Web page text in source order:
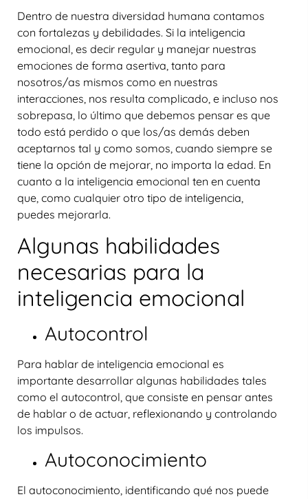
Dentro de nuestra diversidad humana contamos
con fortalezas y debilidades. Si la inteligencia
emocional, es decir regular y manejar nuestras
emociones de forma asertiva, tanto para
nosotros/as mismos como en nuestras
interacciones, nos resulta complicado, e incluso nos
sobrepasa, lo último que debemos pensar es que
todo está perdido o que los/as demás deben
aceptarnos tal y como somos, cuando siempre se
tiene la opción de mejorar, no importa la edad. En
cuanto a la inteligencia emocional ten en cuenta
que, como cualquier otro tipo de inteligencia,
puedes mejorarla.
Algunas habilidades
necesarias para la
inteligencia emocional
Autocontrol
Para hablar de inteligencia emocional es
importante desarrollar algunas habilidades tales
como el autocontrol , que consiste en pensar antes
de hablar o de actuar, reflexionando y controlando
los impulsos.
Autoconocimiento
El autoconocimiento, identificando qué nos puede